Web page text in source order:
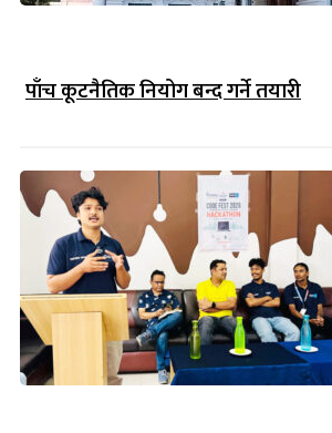
पाँच कूटनैतिक नियोग बन्द गर्ने तयारी